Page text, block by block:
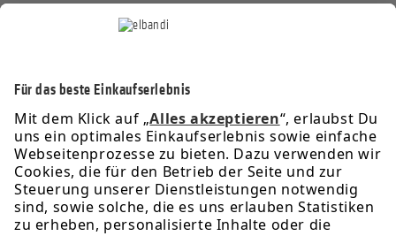
Service-Hotline
Informationen
Rechtliches
Über uns